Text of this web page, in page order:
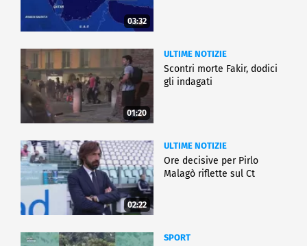
03:32
01:20
ULTIME NOTIZIE
Scontri morte Fakir, dodici
gli indagati
02:22
ULTIME NOTIZIE
Ore decisive per Pirlo
Malagò riflette sul Ct
SPORT